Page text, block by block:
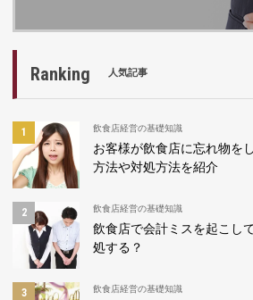
Ranking 人気記事
飲食店経営の基礎知識
お客様が飲食店に忘れ物を
方法や対処方法を紹介
飲食店経営の基礎知識
飲食店で会計ミスを起こし
処する？
飲食店経営の基礎知識